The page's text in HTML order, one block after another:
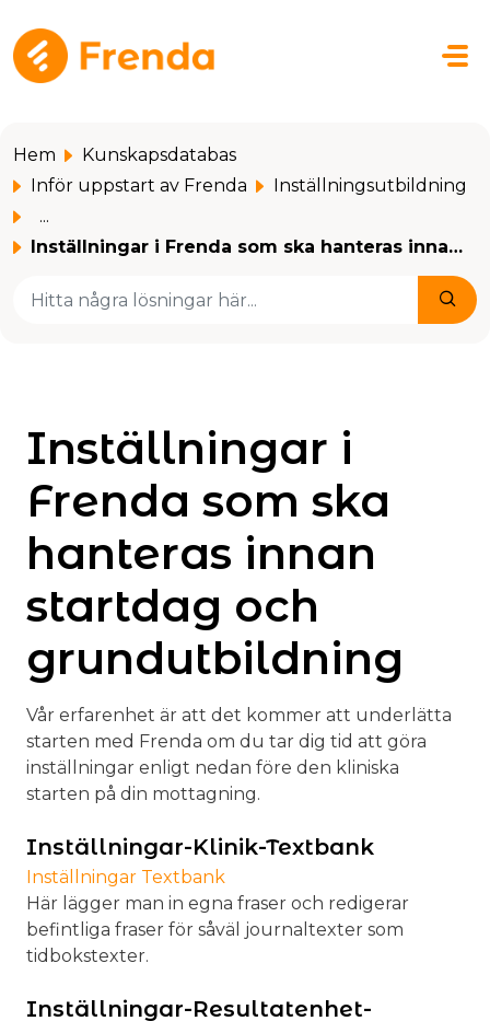
Hoppa över till huvudinnehåll
Hem
Kunskapsdatabas
Inför uppstart av Frenda
Inställningsutbildning
...
Inställningar i Frenda som ska hanteras innan startdag oc...
Inställningar i
Frenda som ska
hanteras innan
startdag och
grundutbildning
Vår erfarenhet är att det kommer att underlätta
starten med Frenda om du tar dig tid att göra
inställningar enligt nedan före den kliniska
starten på din mottagning.
Inställningar-Klinik-Textbank
Inställningar Textbank
Här lägger man in egna fraser och redigerar
befintliga fraser för såväl journaltexter som
tidbokstexter.
Inställningar-Resultatenhet-